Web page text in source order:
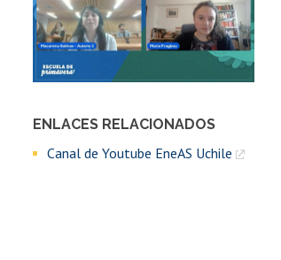
ENLACES RELACIONADOS
Canal de Youtube EneAS Uchile